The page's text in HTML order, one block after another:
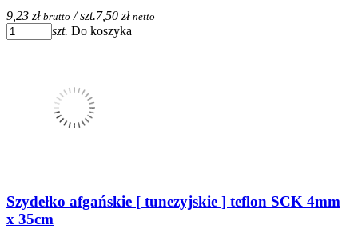
9,23 zł brutto / szt.7,50 zł netto
szt. Do koszyka
Szydełko afgańskie [ tunezyjskie ] teflon SCK 4mm
x 35cm